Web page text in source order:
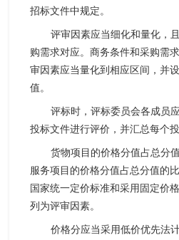
招标文件中规定。
评审因素应当细化和量化，
购需求对应。商务条件和采购需
审因素应当量化到相应区间，并
值。
评标时，评标委员会各成员
投标文件进行评价，并汇总每个投
货物项目的价格分值占总分
服务项目的价格分值占总分值的
国家统一定价标准和采用固定价
列为评审因素。
价格分应当采用低价优先法